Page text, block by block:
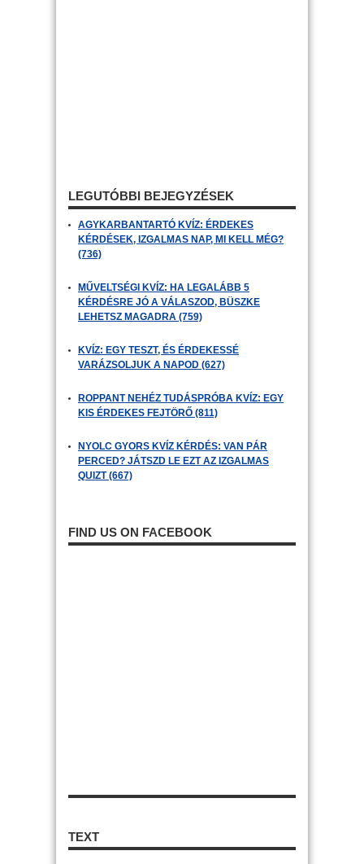
LEGUTÓBBI BEJEGYZÉSEK
AGYKARBANTARTÓ KVÍZ: ÉRDEKES
KÉRDÉSEK, IZGALMAS NAP, MI KELL MÉG?
(736)
MŰVELTSÉGI KVÍZ: HA LEGALÁBB 5
KÉRDÉSRE JÓ A VÁLASZOD, BÜSZKE
LEHETSZ MAGADRA (759)
KVÍZ: EGY TESZT, ÉS ÉRDEKESSÉ
VARÁZSOLJUK A NAPOD (627)
ROPPANT NEHÉZ TUDÁSPRÓBA KVÍZ: EGY
KIS ÉRDEKES FEJTÖRŐ (811)
NYOLC GYORS KVÍZ KÉRDÉS: VAN PÁR
PERCED? JÁTSZD LE EZT AZ IZGALMAS
QUIZT (667)
FIND US ON FACEBOOK
TEXT